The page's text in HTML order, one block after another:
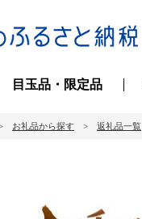
目玉品・限定品
お礼品から探す 返礼品一覧